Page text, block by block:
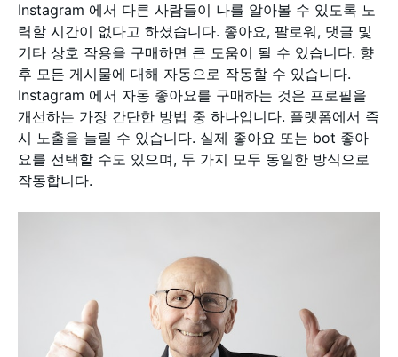
Instagram 에서 다른 사람들이 나를 알아볼 수 있도록 노
력할 시간이 없다고 하셨습니다. 좋아요, 팔로워, 댓글 및
기타 상호 작용을 구매하면 큰 도움이 될 수 있습니다. 향
후 모든 게시물에 대해 자동으로 작동할 수 있습니다.
Instagram 에서 자동 좋아요를 구매하는 것은 프로필을
개선하는 가장 간단한 방법 중 하나입니다. 플랫폼에서 즉
시 노출을 늘릴 수 있습니다. 실제 좋아요 또는 bot 좋아
요를 선택할 수도 있으며, 두 가지 모두 동일한 방식으로
작동합니다.